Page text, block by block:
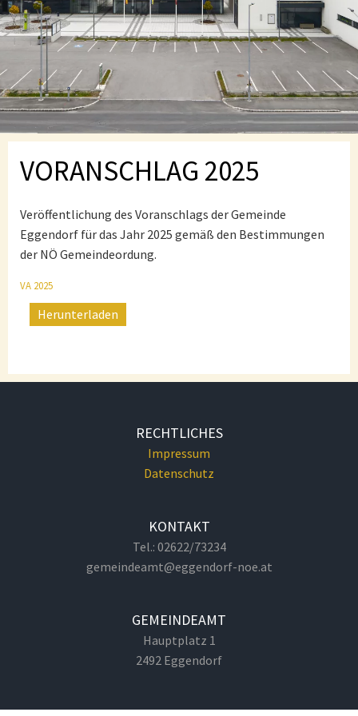
VORANSCHLAG 2025
Veröffentlichung des Voranschlags der Gemeinde
Eggendorf für das Jahr 2025 gemäß den Bestimmungen
der NÖ Gemeindeordung.
VA 2025
Herunterladen
RECHTLICHES
Impressum
Datenschutz
KONTAKT
Tel.: 02622/73234
gemeindeamt@eggendorf-noe.at
GEMEINDEAMT
Hauptplatz 1
2492 Eggendorf